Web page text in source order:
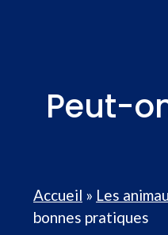
Peut-
Accueil » Les
bonnes pratiques